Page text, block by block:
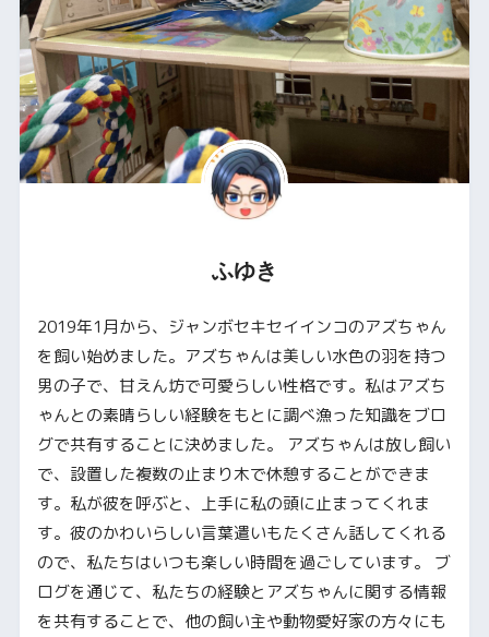
ふゆき
2019年1月から、ジャンボセキセイインコのアズちゃん
を飼い始めました。アズちゃんは美しい水色の羽を持つ
男の子で、甘えん坊で可愛らしい性格です。私はアズち
ゃんとの素晴らしい経験をもとに調べ漁った知識をブロ
グで共有することに決めました。 アズちゃんは放し飼い
で、設置した複数の止まり木で休憩することができま
す。私が彼を呼ぶと、上手に私の頭に止まってくれま
す。彼のかわいらしい言葉遣いもたくさん話してくれる
ので、私たちはいつも楽しい時間を過ごしています。 ブ
ログを通じて、私たちの経験とアズちゃんに関する情報
を共有することで、他の飼い主や動物愛好家の方々にも